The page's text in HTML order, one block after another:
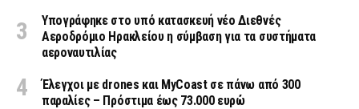
Υπογράφηκε στο υπό κατασκευή νέο Διεθνές
Αεροδρόμιο Ηρακλείου η σύμβαση για τα συστήματα
αεροναυτιλίας
Έλεγχοι με drones και MyCoast σε πάνω από 300
παραλίες – Πρόστιμα έως 73.000 ευρώ